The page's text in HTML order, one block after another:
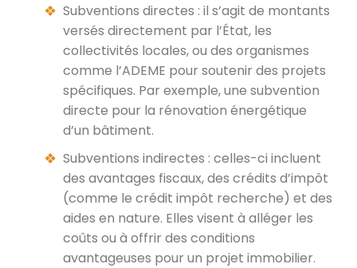
Subventions directes : il s’agit de montants
versés directement par l’État, les
collectivités locales, ou des organismes
comme l’ADEME pour soutenir des projets
spécifiques. Par exemple, une subvention
directe pour la rénovation énergétique
d’un bâtiment.
Subventions indirectes : celles-ci incluent
des avantages fiscaux, des crédits d’impôt
(comme le crédit impôt recherche) et des
aides en nature. Elles visent à alléger les
coûts ou à offrir des conditions
avantageuses pour un projet immobilier.